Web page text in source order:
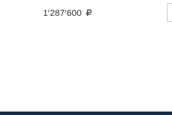
1′287′600